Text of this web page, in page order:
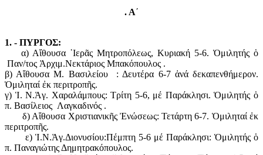
. Α΄
1. - ΠΥΡΓΟΣ:
α) Αἴθουσα ῾Ιερᾶς Μητροπόλεως, Κυριακή 5-6. Ὁμιλητής ὁ
Παν/τος Ἀρχιμ.Νεκτάριος Μπακόπουλος .
β) Αἴθουσα Μ. Βασιλείου : Δευτέρα 6-7 ἀνά δεκαπενθήμερον.
Ὁμιληταί ἐκ περιτροπῆς.
γ) Ἱ. Ν.Ἁγ. Χαραλάμπους: Τρίτη 5-6, μέ Παράκλησι. Ὁμιλητής ὁ
π. Βασίλειος Λαγκαδινός .
δ) Αἴθουσα Χριστιανικῆς Ἐνώσεως: Τετάρτη 6-7. Ὁμιληταί ἐκ
περιτροπῆς.
ε) Ἱ.Ν.Ἁγ.Διονυσίου:Πέμπτη 5-6 μέ Παράκλησι: Ὁμιλητής ὁ
π. Παναγιώτης Δημητρακόπουλος.